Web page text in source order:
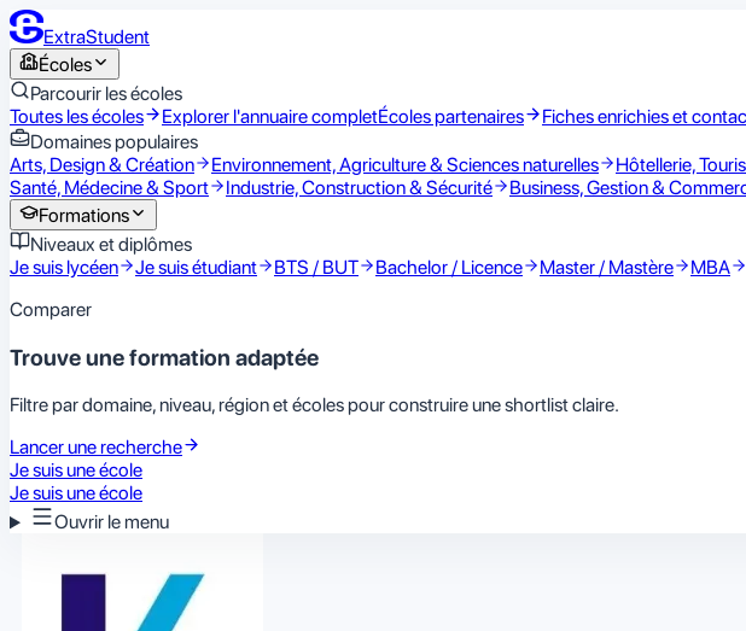
ExtraStudent
Écoles
Parcourir les écoles
Toutes les écoles
Explorer l'annuaire completÉcoles partenaires Fiches enrichies et
Domaines populaires
Arts, Design & Création
Environnement, Agriculture & Sciences naturelles Hôtellerie,
Santé, Médecine & Sport
Industrie, Construction & Sécurité Business, Gestion &
Formations
Niveaux et diplômes
Je suis lycéen
Je suis étudiant BTS / BUT Bachelor / Licence Master / Mastère MBA
Comparer
Trouve une formation adaptée
Filtre par domaine, niveau, région et écoles pour construire une shortlist claire.
Lancer une recherche
Je suis une école
Je suis une école
Ouvrir le menu